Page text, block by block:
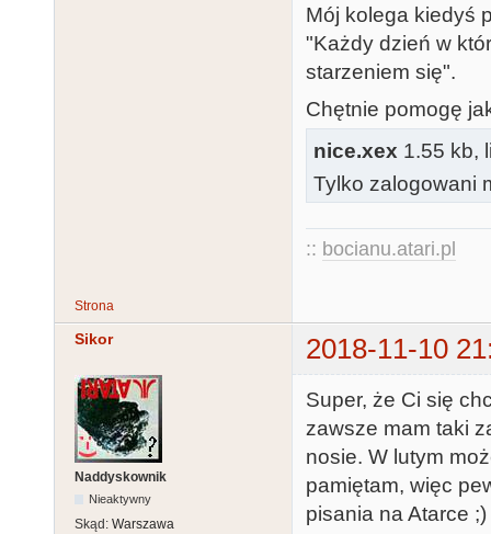
        PutPixel(80+x,y);
        PutPixel(80+x,191-y);
        SetColor(15-c);
        PutPixel(79-x,191-y);
        PutPixel(79-x,y);
        PutPixel(159-x,191-y);
    until Peek(53279)=6;
Mój kolega kiedyś
"Każdy dzień w
starzeniem się".
Chętnie pomogę
nice.xex 1.55 kb,
Tylko zalogowani
:: bocianu.atari.pl
Strona
Sikor 2018-11-10
Naddyskownik
Nieaktywny
Skąd: Warszawa
Super, że Ci się
zawsze mam taki
nosie. W lutym
pamiętam, więc
pisania na Atarce ;)